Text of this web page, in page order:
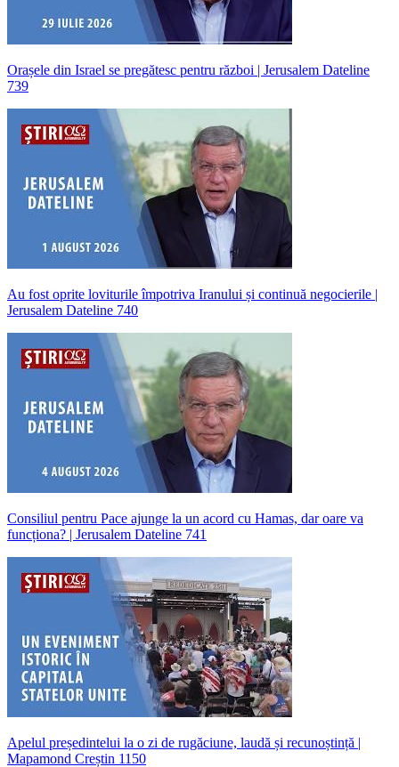
Orașele din Israel se pregătesc pentru război | Jerusalem Dateline
739
Au fost oprite loviturile împotriva Iranului și continuă negocierile |
Jerusalem Dateline 740
Consiliul pentru Pace ajunge la un acord cu Hamas, dar oare va
funcționa? | Jerusalem Dateline 741
Apelul președintelui la o zi de rugăciune, laudă și recunoștință |
Mapamond Creștin 1150